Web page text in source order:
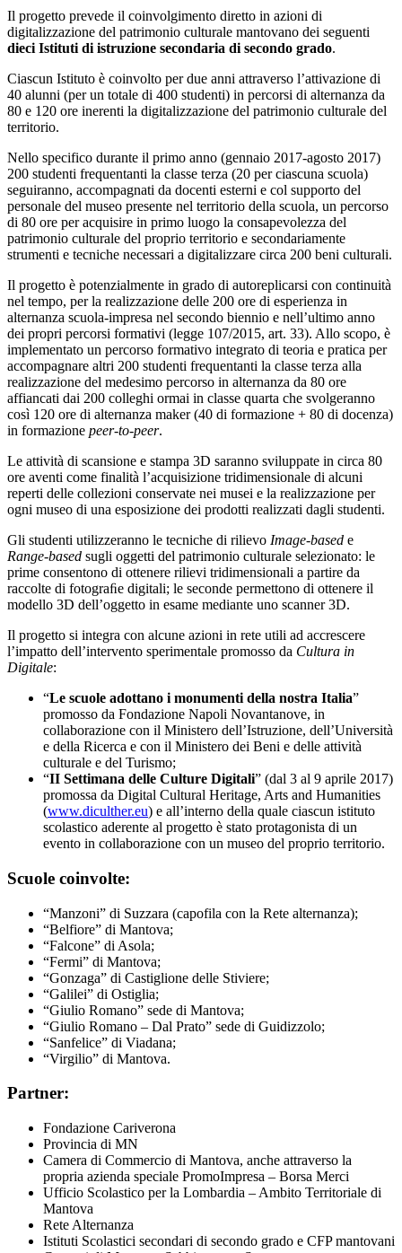
Il progetto prevede il coinvolgimento diretto in azioni di
digitalizzazione del patrimonio culturale mantovano dei seguenti
dieci Istituti di istruzione secondaria di secondo grado.
Ciascun Istituto è coinvolto per due anni attraverso l’attivazione di
40 alunni (per un totale di 400 studenti) in percorsi di alternanza da
80 e 120 ore inerenti la digitalizzazione del patrimonio culturale del
territorio.
Nello specifico durante il primo anno (gennaio 2017-agosto 2017)
200 studenti frequentanti la classe terza (20 per ciascuna scuola)
seguiranno, accompagnati da docenti esterni e col supporto del
personale del museo presente nel territorio della scuola, un percorso
di 80 ore per acquisire in primo luogo la consapevolezza del
patrimonio culturale del proprio territorio e secondariamente
strumenti e tecniche necessari a digitalizzare circa 200 beni culturali.
Il progetto è potenzialmente in grado di autoreplicarsi con continuità
nel tempo, per la realizzazione delle 200 ore di esperienza in
alternanza scuola-impresa nel secondo biennio e nell’ultimo anno
dei propri percorsi formativi (legge 107/2015, art. 33). Allo scopo, è
implementato un percorso formativo integrato di teoria e pratica per
accompagnare altri 200 studenti frequentanti la classe terza alla
realizzazione del medesimo percorso in alternanza da 80 ore
affiancati dai 200 colleghi ormai in classe quarta che svolgeranno
così 120 ore di alternanza maker (40 di formazione + 80 di docenza)
in formazione peer-to-peer.
Le attività di scansione e stampa 3D saranno sviluppate in circa 80
ore aventi come finalità l’acquisizione tridimensionale di alcuni
reperti delle collezioni conservate nei musei e la realizzazione per
ogni museo di una esposizione dei prodotti realizzati dagli studenti.
Gli studenti utilizzeranno le tecniche di rilievo Image-based e
Range-based sugli oggetti del patrimonio culturale selezionato: le
prime consentono di ottenere rilievi tridimensionali a partire da
raccolte di fotograﬁe digitali; le seconde permettono di ottenere il
modello 3D dell’oggetto in esame mediante uno scanner 3D.
Il progetto si integra con alcune azioni in rete utili ad accrescere
l’impatto dell’intervento sperimentale promosso da Cultura in
Digitale:
“Le scuole adottano i monumenti della nostra Italia”
promosso da Fondazione Napoli Novantanove, in
collaborazione con il Ministero dell’Istruzione, dell’Università
e della Ricerca e con il Ministero dei Beni e delle attività
culturale e del Turismo;
“II Settimana delle Culture Digitali” (dal 3 al 9 aprile 2017)
promossa da Digital Cultural Heritage, Arts and Humanities
(www.diculther.eu) e all’interno della quale ciascun istituto
scolastico aderente al progetto è stato protagonista di un
evento in collaborazione con un museo del proprio territorio.
Scuole coinvolte:
“Manzoni” di Suzzara (capofila con la Rete alternanza);
“Belfiore” di Mantova;
“Falcone” di Asola;
“Fermi” di Mantova;
“Gonzaga” di Castiglione delle Stiviere;
“Galilei” di Ostiglia;
“Giulio Romano” sede di Mantova;
“Giulio Romano – Dal Prato” sede di Guidizzolo;
“Sanfelice” di Viadana;
“Virgilio” di Mantova.
Partner:
Fondazione Cariverona
Provincia di MN
Camera di Commercio di Mantova, anche attraverso la
propria azienda speciale PromoImpresa – Borsa Merci
Ufficio Scolastico per la Lombardia – Ambito Territoriale di
Mantova
Rete Alternanza
Istituti Scolastici secondari di secondo grado e CFP mantovani